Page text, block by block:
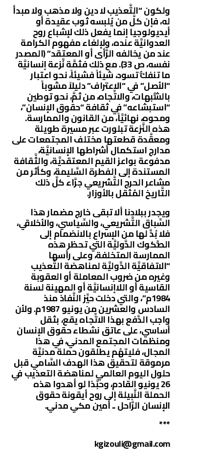
ولكون “التَّعذيب لا دين ولا مذهب ولا مبدأ
له، فإن كلَّ من يُلبسه ثوب عقيدة أو
أيديولوجيا إنما يفعل ذلك لإشباع روح
العدوانيَّة عنده، ولإلغاء مفهوم الكرامة
عند من يخالفه الرَّأى أو المعتقد” (المصدر
نفسه، ص 33). مع ذلك فثمَّة نَّزعة إنسانيَّة
ما تنفكُّ تسود، شيئاً فشيئاً، نحو اعتبار
“الأصل” في “الاعتراف” دليلاً مشوباً
بالشُّبهات، والاتِّجاه، من ثمَّ، نحو توطين
“استبشاعه” في ثقافة “حقوق الإنسان”،
ومحوه، نهائيَّاً، من القانون والممارسة.
هذه النَّزعة تبلورت عبر مسيرة طويلة
ومعقَّدة قطعتها مختلف المجتمعات على
مدارج استكمال أشراطها الإنسانيَّة،
مدفوعة بواعز القيم المعتقديَّة، والثَّقافة
المستندة إلى الفطرة السَّليمة، وكأثر من
مشاعر الحرج التَّشريعي جرَّاء كلِّ ذلك
التَّاريخ المُثقل بالأوزار.
ويجدر ببلادنا ألا تبقى خارج مضمار هذا
السِّباق التَّشريعي، والسِّياسي، والأخلاقي،
فلا بُدَّ لها من الإسراع بالانضمام إلى
الصُّكوك الدَّوليَّة التي تحظر هذه
الممارسة المتخلفة، وعلى رأسها
“الاتفاقيَّة الدَّوليَّة لمناهضة التَّعذيب
وغيره من ضروب المعاملة أو العقوبة
القاسية أو اللاإنسانيَّة أو المهينة لسنة
1984م”، والتي دخلت حيِّز النَّفاذ منذ
السادس والعشرين من يونيو 1987م. ولأن
واجب الدَّفع بهذا الاتِّجاه يقع، بثقل
أساسي، على عاتق نشطاء حقوق الإنسان
ومنظمات المجتمع المدني، في هذا
المجال، فليتهُم يطلقون حملة مدنيَّة
مرموقة لتحقيق هذا الهدف السَّامي قبل
حلول اليوم العالمي لمناهضة التعذيب في
26 يونيو القادم، وحبَّذا لو أهدوا هذه
الحملة النَّبيلة إلى روح أيقونة حقوق
الإنسان الرَّاحل .. أمين مكي مدني.
***
kgizouli@gmail.com